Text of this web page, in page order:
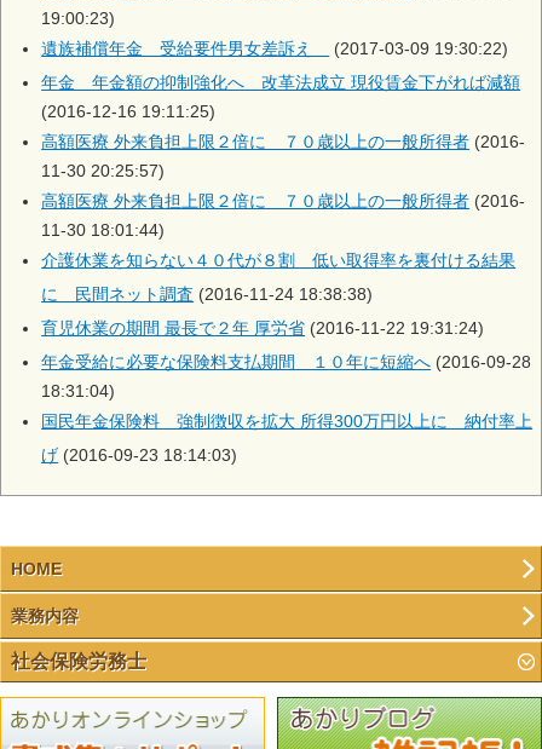
19:00:23)
遺族補償年金 受給要件男女差訴え
(2017-03-09 19:30:22)
年金 年金額の抑制強化へ 改革法成立 現役賃金下がれば減額
(2016-12-16 19:11:25)
高額医療 外来負担上限２倍に ７０歳以上の一般所得者 (2016-
11-30 20:25:57)
高額医療 外来負担上限２倍に ７０歳以上の一般所得者 (2016-
11-30 18:01:44)
介護休業を知らない４０代が８割 低い取得率を裏付ける結果
に 民間ネット調査 (2016-11-24 18:38:38)
育児休業の期間 最長で２年 厚労省 (2016-11-22 19:31:24)
年金受給に必要な保険料支払期間 １０年に短縮へ (2016-09-28
18:31:04)
国民年金保険料 強制徴収を拡大 所得300万円以上に 納付率上
げ (2016-09-23 18:14:03)
HOME
業務内容
社会保険労務士